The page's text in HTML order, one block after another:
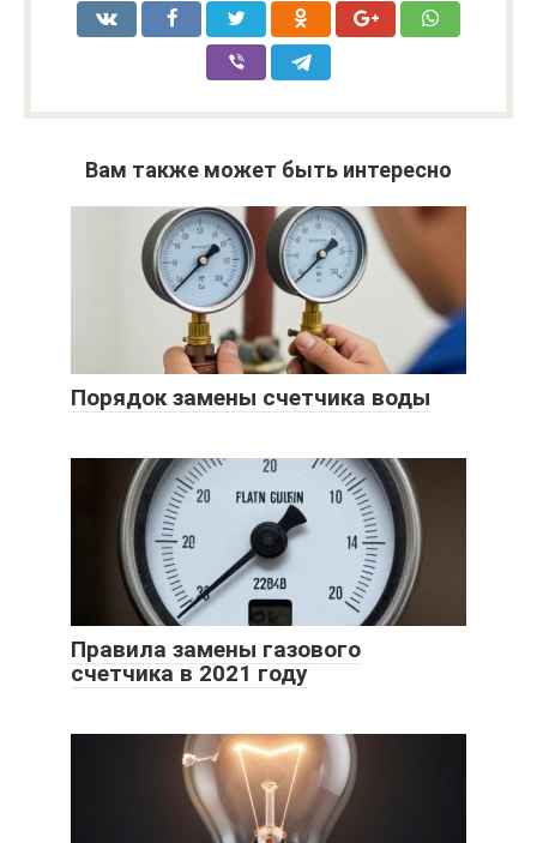
Вам также может быть интересно
Порядок замены счетчика воды
Правила замены газового
счетчика в 2021 году